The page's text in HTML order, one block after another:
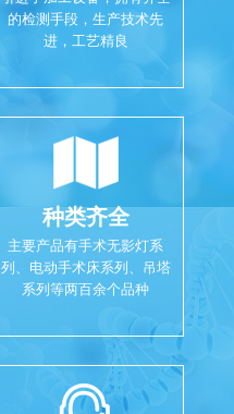
的检测手段，生产技术先
进，工艺精良
种类齐全
主要产品有手术无影灯系
列、电动手术床系列、吊塔
系列等两百余个品种